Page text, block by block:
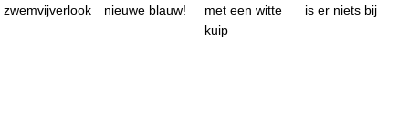
zwemvijverlook
nieuwe blauw!
met een witte
kuip
is er niets bij